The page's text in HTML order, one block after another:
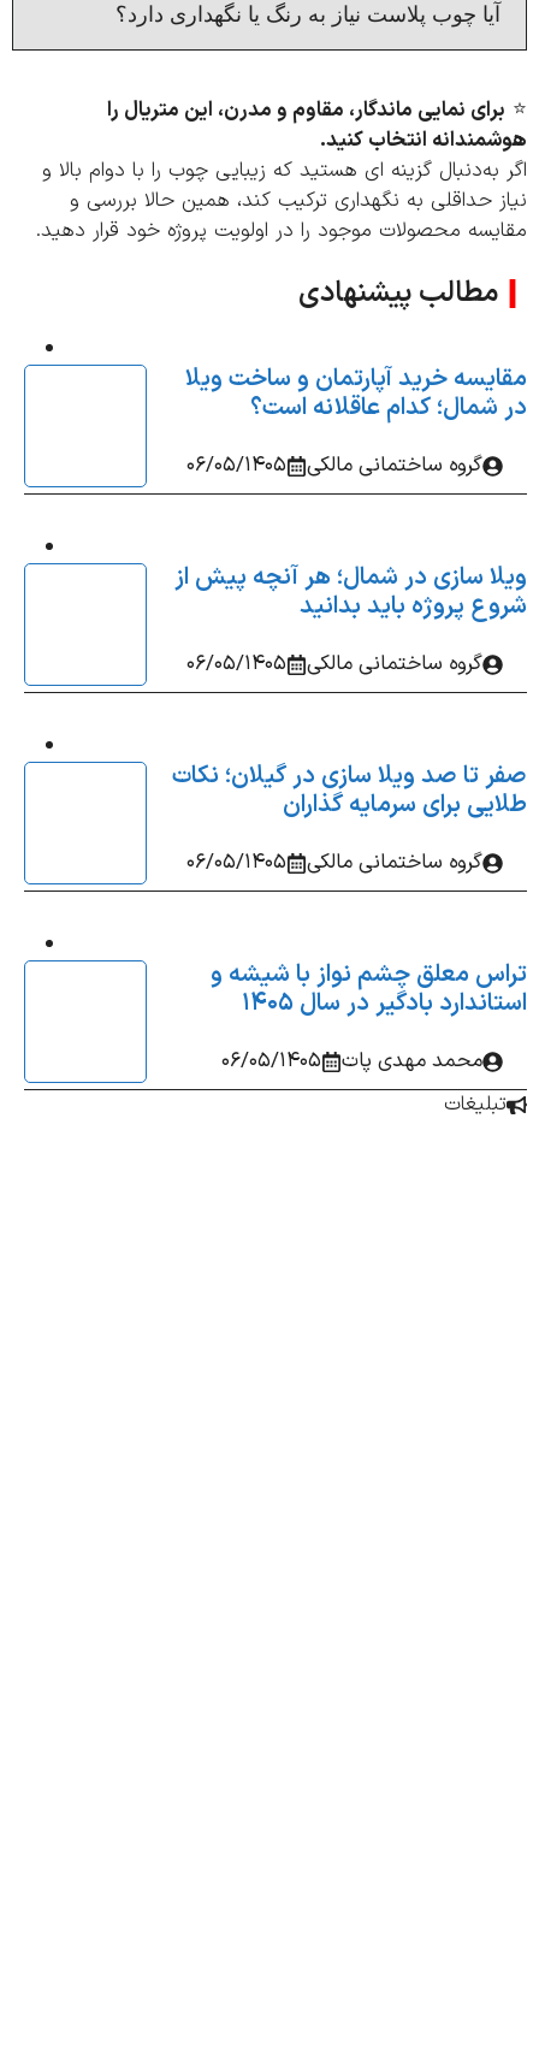
آیا چوب پلاست نیاز به رنگ یا نگهداری دارد؟
نمایی ماندگار، مقاوم و مدرن، این متریال را
انتخاب کنید.
گزینه‌ ای هستید که زیبایی چوب را با دوام بالا و
حداقلی به نگهداری ترکیب کند، همین حالا بررسی و
محصولات موجود را در اولویت پروژه خود قرار دهید.
مطالب پیشنهادی
خرید آپارتمان و ساخت ویلا
کدام عاقلانه‌ است؟
06/05/1405 گروه ساختمانی مالکی
سازی در شمال؛ هر آنچه پیش از
پروژه باید بدانید
06/05/1405 گروه ساختمانی مالکی
تا صد ویلا سازی در گیلان؛ نکات
برای سرمایه‌ گذاران
06/05/1405 گروه ساختمانی مالکی
معلق چشم‌ نواز با شیشه و
بادگیر در سال 1405
06/05/1405
محمد مهدی پات